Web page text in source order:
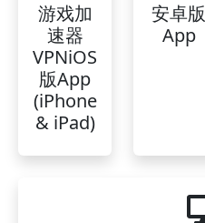
游戏加
速器
VPNiOS
版App
(iPhone
& iPad)
安卓版
App